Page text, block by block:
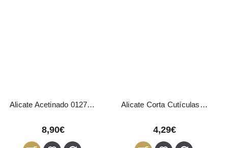
Alicate Acetinado 01276 Pollié
8,90€
Alicate Corta Cutículas 04692 Pollié
4,29€